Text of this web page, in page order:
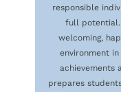
responsible
full potential.
welcoming,
environment
achievements
prepares